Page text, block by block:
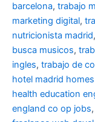
barcelona, trabajo
marketing digital,
nutricionista madrid,
busca musicos,
ingles, trabajo de
hotel madrid
health education
england co op jobs,